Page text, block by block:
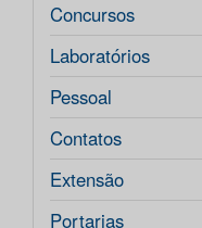
Concursos
Laboratórios
Pessoal
Contatos
Extensão
Portarias